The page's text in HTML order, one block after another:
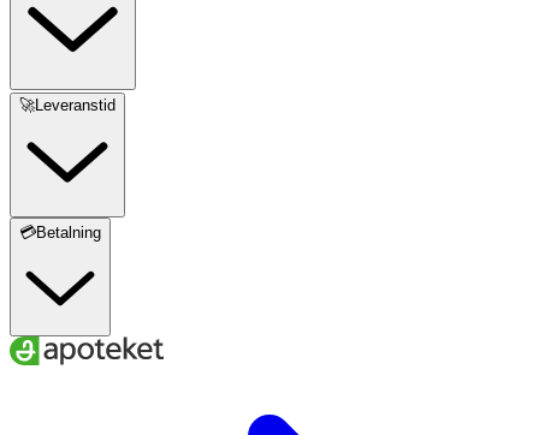
🚀Leveranstid
💳Betalning